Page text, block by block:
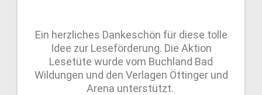
Ein herzliches Dankeschön für diese tolle
Idee zur Leseförderung. Die Aktion
Lesetüte wurde vom Buchland Bad
Wildungen und den Verlagen Öttinger und
Arena unterstützt.